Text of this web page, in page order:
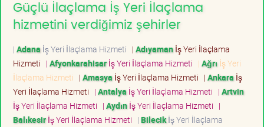
Güçlü İlaçlama İş Yeri İlaçlama
hizmetini verdiğimiz şehirler
| Adana İş Yeri İlaçlama Hizmeti | Adıyamanİş Yeri İlaçlama
Hizmeti | Afyonkarahisarİş Yeri İlaçlama Hizmeti | Ağrı İş Yeri
İlaçlama Hizmeti | Amasya İş Yeri İlaçlama Hizmeti | Ankara İş
Yeri İlaçlama Hizmeti | Antalya İş Yeri İlaçlama Hizmeti | Artvin
İş Yeri İlaçlama Hizmeti | Aydınİş Yeri İlaçlama Hizmeti |
Balıkesirİş Yeri İlaçlama Hizmeti | Bilecikİş Yeri İlaçlama